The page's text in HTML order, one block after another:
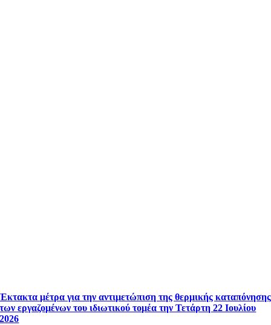
Έκτακτα μέτρα για την αντιμετώπιση της θερμικής καταπόνησης
των εργαζομένων του ιδιωτικού τομέα την Τετάρτη 22 Ιουλίου
2026